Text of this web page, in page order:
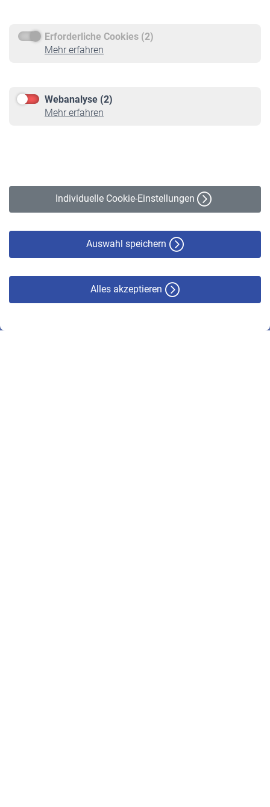
Erforderliche Cookies (2)
Mehr erfahren
Webanalyse (2)
Mehr erfahren
Individuelle Cookie-Einstellungen
Auswahl speichern
Alles akzeptieren
Service
Informationen
Online-Rechner
VBLnewsletter
Erklärung zur Barrierefreiheit
© VBL 2026